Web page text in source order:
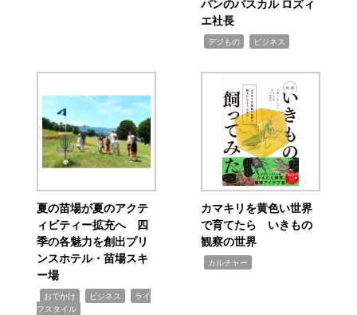
パンのパスカル ロズィ
エ社長
デジもの ビジネス
夏の苗場が夏のアクテ
ィビティー拡充へ 四
季の各魅力を創出プリ
ンスホテル・苗場スキ
ー場
おでかけ ビジネス
ライ
フスタイル
カマキリを黄色い世界
で育てたら いきもの
観察の世界
カルチャー